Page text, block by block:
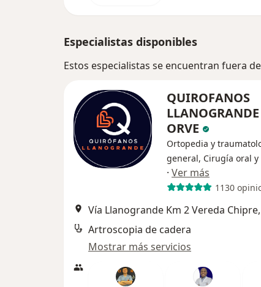
Especialistas disponibles
Estos especialistas se encuentran fuera
QUIROFANOS
ORVE
Ortopedia y
general, Cirugía oral
· Ver más
1130
Artroscopia de cadera
Mostrar más servicios